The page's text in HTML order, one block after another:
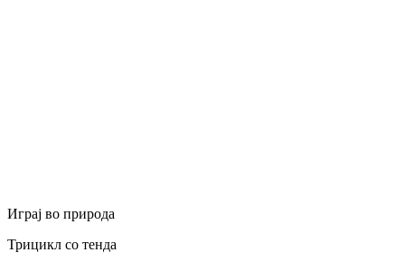
Играј во природа
Трицикл со тенда